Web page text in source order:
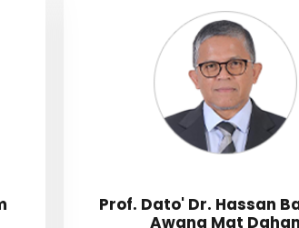
Prof. Dato' Dr. Hassan
Awang Mat Dahan